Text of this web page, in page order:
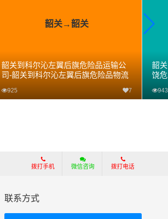
韶关→韶关
韶关到科尔沁左翼后旗危险品运输公
司-韶关到科尔沁左翼后旗危险品物流
线925 7
韶
饶
943
拨打手机 微信咨询 拨打电话
联系方式